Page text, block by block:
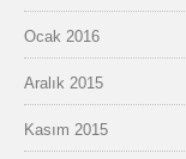
Ocak 2016
Aralık 2015
Kasım 2015